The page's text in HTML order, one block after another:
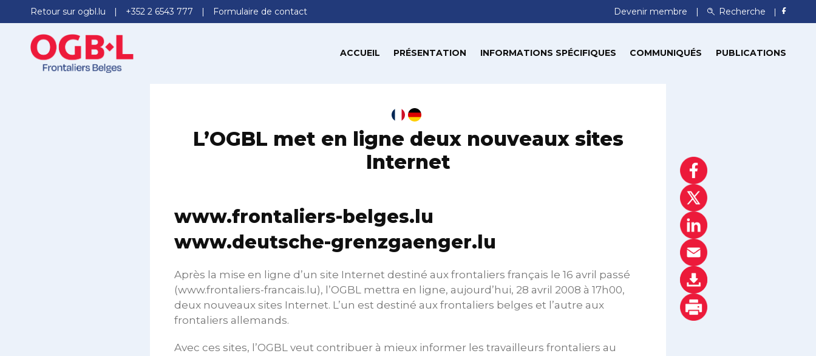
Retour sur ogbl.lu +352 2 6543 777 Formulaire de contact Devenir membre Recherche
ACCUEIL PRÉSENTATION INFORMATIONS SPÉCIFIQUES COMMUNIQUÉS PUBLICATIONS
L’OGBL met en ligne deux nouveaux sites
Internet
www.frontaliers-belges.lu
www.deutsche-grenzgaenger.lu
Après la mise en ligne d’un site Internet destiné aux frontaliers français le 16 avril passé
(www.frontaliers-francais.lu), l’OGBL mettra en ligne, aujourd’hui, 28 avril 2008 à 17h00,
deux nouveaux sites Internet. L’un est destiné aux frontaliers belges et l’autre aux
frontaliers allemands.
Avec ces sites, l’OGBL veut contribuer à mieux informer les travailleurs frontaliers au